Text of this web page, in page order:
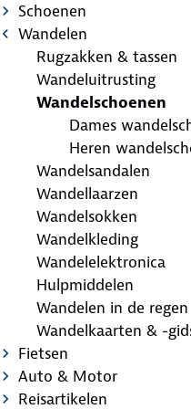
Schoenen
Wandelen
Rugzakken & tassen
Wandeluitrusting
Wandelschoenen
Dames
Heren
Wandelsandalen
Wandellaarzen
Wandelsokken
Wandelkleding
Wandelelektronica
Hulpmiddelen
Wandelen in de regen
Wandelkaarten & -
Fietsen
Auto & Motor
Reisartikelen